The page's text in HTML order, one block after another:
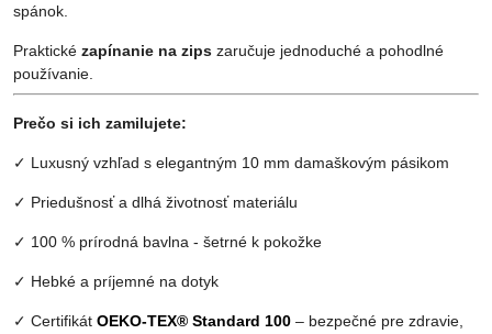
spánok.
Praktické zapínanie na zips zaručuje jednoduché a pohodlné
používanie.
Prečo si ich zamilujete:
✓ Luxusný vzhľad s elegantným 10 mm damaškovým pásikom
✓ Priedušnosť a dlhá životnosť materiálu
✓ 100 % prírodná bavlna - šetrné k pokožke
✓ Hebké a príjemné na dotyk
✓ Certifikát OEKO-TEX® Standard 100 – bezpečné pre zdravie,